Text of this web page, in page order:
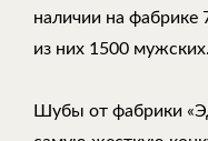
наличии на фабрике
из них 1500 мужских.
Шубы от фабрики